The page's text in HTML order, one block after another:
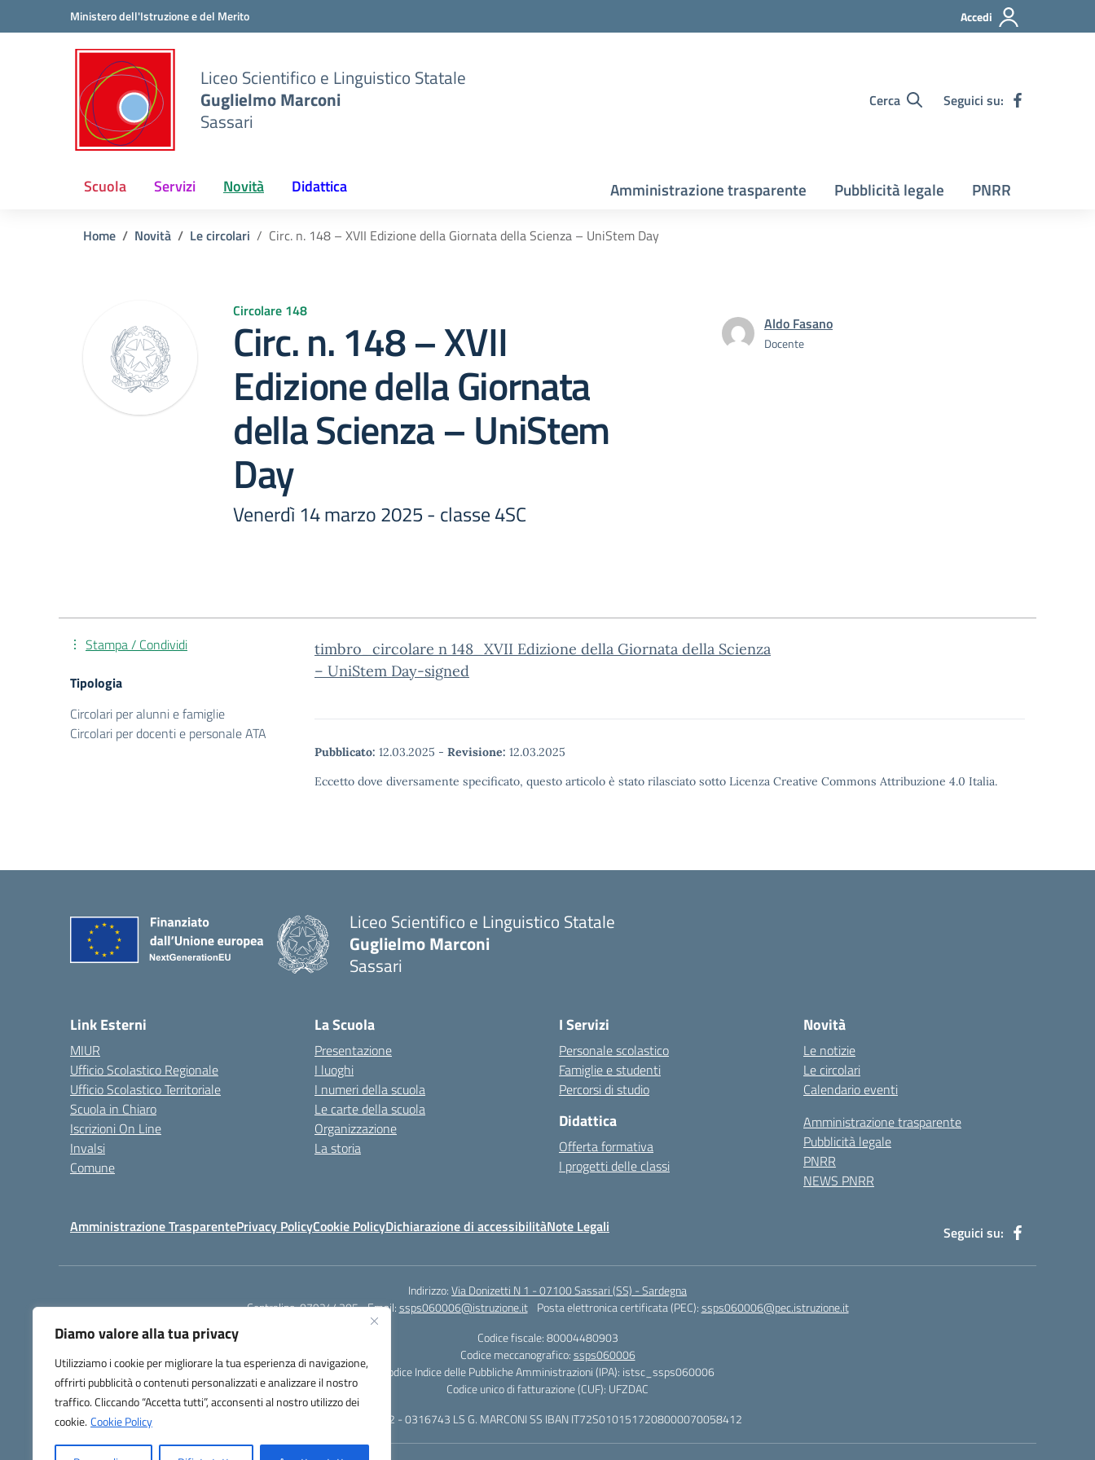
Diamo valore alla tua privacy
Utilizziamo i cookie per migliorare la tua esperienza di navigazione,
offrirti pubblicità o contenuti personalizzati e analizzare il nostro
traffico. Cliccando “Accetta tutti”, acconsenti al nostro utilizzo dei
cookie. Cookie Policy
Vai ai contenuti
Vai al menu di navigazioneMinistero dell'Istruzione e del Merito Accedi
Liceo Scientifico e Linguistico Statale
Guglielmo Marconi
Sassari
Cerca Seguici su:
Scuola Servizi Novità Didattica Amministrazione trasparente Pubblicità legale PNRR
Home Novità Le circolari Circ. n. 148 – XVII Edizione della Giornata della Scienza – UniStem Day
Circolare 148
Circ. n. 148 – XVII
Edizione della Giornata
della Scienza – UniStem
Day
Venerdì 14 marzo 2025 - classe 4SC
Aldo Fasano
Docente
timbro_circolare n 148_XVII Edizione della Giornata della Scienza
– UniStem Day-signed
Pubblicato: 12.03.2025 - Revisione: 12.03.2025
Eccetto dove diversamente specificato, questo articolo è stato rilasciato sotto Licenza Creative Commons Attribuzione 4.0 Italia.
Stampa / Condividi
Tipologia
Circolari per alunni e famiglie
Circolari per docenti e personale ATA
Liceo Scientifico e Linguistico Statale
Guglielmo Marconi
Sassari
Link Esterni
MIUR
Ufficio Scolastico Regionale
Ufficio Scolastico Territoriale
Scuola in Chiaro
Iscrizioni On Line
Invalsi
Comune
La Scuola
Presentazione
I luoghi
I numeri della scuola
Le carte della scuola
Organizzazione
La storia
I Servizi
Personale scolastico
Famiglie e studenti
Percorsi di studio
Didattica
Offerta formativa
I progetti delle classi
Novità
Le notizie
Le circolari
Calendario eventi
Amministrazione trasparente
Pubblicità legale
PNRR
NEWS PNRR
Amministrazione TrasparentePrivacy PolicyCookie PolicyDichiarazione di accessibilitàNote Legali Seguici su:
Indirizzo:Via Donizetti N 1 - 07100 Sassari (SS) - Sardegna
Centralino:079244305 Email:ssps060006@istruzione.it Posta elettronica certificata (PEC):ssps060006@pec.istruzione.it
Codice fiscale: 80004480903
Codice meccanografico:ssps060006
Codice Indice delle Pubbliche Amministrazioni (IPA): istsc_ssps060006
Codice unico di fatturazione (CUF): UFZDAC
TU - 522 - 0316743 LS G. MARCONI SS IBAN IT72S0101517208000070058412